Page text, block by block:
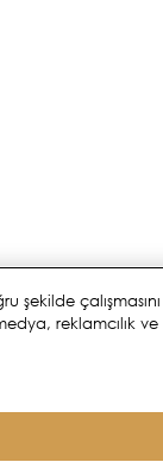
şekilde
reklamcılık